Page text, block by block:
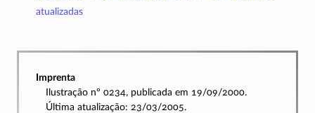
atualizadas
Imprenta
Ilustração nº 0234, publicada em 19/09/2000.
Última atualização: 23/03/2005.